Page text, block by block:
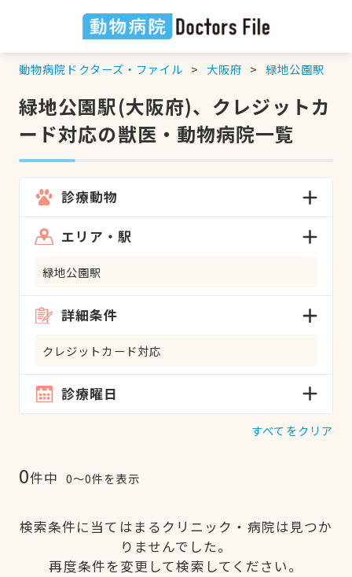
動物病院ドクターズ・ファイル 大阪府 緑地公園駅
緑地公園駅(大阪府)、クレジットカ
ード対応の獣医・動物病院一覧
診療動物
エリア・駅
緑地公園駅
詳細条件
クレジットカード対応
診療曜日
すべてをクリア
0件中 0〜0件を表示
検索条件に当てはまるクリニック・病院は見つか
りませんでした。
再度条件を変更して検索してください。